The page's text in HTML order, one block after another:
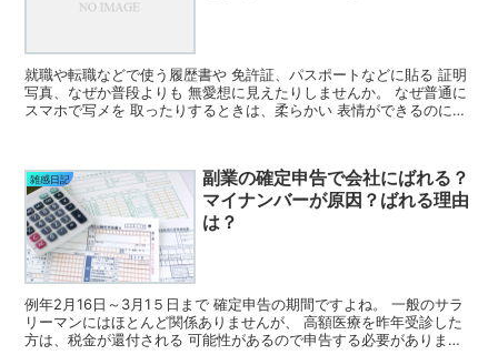
就職や転職などで使う履歴書や 免許証、パスポートなどに貼る 証明
写真、なぜか普段よりも 無愛想に見えたりしませんか。 なぜ普通に
スマホで写メを 取ったりするときは、柔らかい 表情ができるのに、
雑感日記
副業の確定申告で会社にばれる？
マイナンバーが原因？ばれる理由
は？
例年2月16日～3月1５日まで 確定申告の期間ですよね。 一般のサラ
リーマンにはほとんど関係ありませんが、 高額医療を昨年受診した
方は、税金が還付される 可能性があるので申告する必要がありま